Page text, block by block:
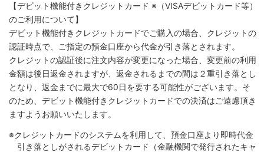
【デビット機能付きクレジットカード ※（VISAデビットカード等）
のご利用について】
デビット機能付きクレジットカードでご購入の場合、クレジットの
認証時点で、ご指定の預金口座から代金が引き落とされます。
クレジットの認証後に注文内容が変更になった場合、変更前の利用
金額は後日返金されますが、返金されるまでの間は２重引き落とし
となり、返金までに最大で60日を要する可能性がございます。そ
のため、デビット機能付きクレジットカードでの決済はご遠慮頂き
ますようお願いいたします。
※クレジットカードのシステムを利用して、預金口座より即時代金
引き落としがされるデビットカード（金融機関で発行されたキャ